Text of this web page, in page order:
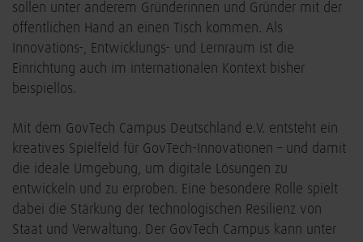
sollen unter anderem Gründerinnen und Gründer mit der
öffentlichen Hand an einen Tisch kommen. Als
Innovations-, Entwicklungs- und Lernraum ist die
Einrichtung auch im internationalen Kontext bisher
beispiellos.
Mit dem GovTech Campus Deutschland e.V. entsteht ein
kreatives Spielfeld für GovTech-Innovationen – und damit
die ideale Umgebung, um digitale Lösungen zu
entwickeln und zu erproben. Eine besondere Rolle spielt
dabei die Stärkung der technologischen Resilienz von
Staat und Verwaltung. Der GovTech Campus kann unter